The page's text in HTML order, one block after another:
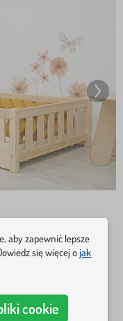
aby zapewnić lepsze
się więcej ojak
cookie